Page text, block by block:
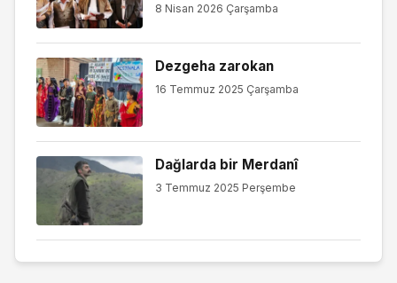
8 Nisan 2026 Çarşamba
Dezgeha zarokan
16 Temmuz 2025 Çarşamba
Dağlarda bir Merdanî
3 Temmuz 2025 Perşembe